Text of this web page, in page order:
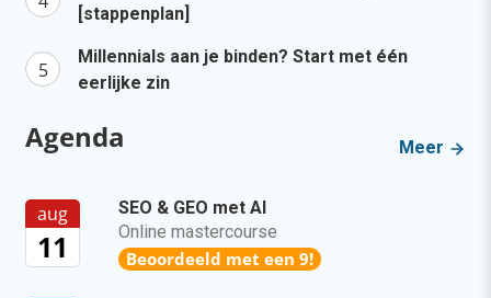
[stappenplan]
Millennials aan je binden? Start met één
eerlijke zin
Agenda Meer
aug
11
SEO & GEO met AI
Online mastercourse
Beoordeeld met een 9!